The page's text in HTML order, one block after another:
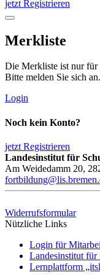
jetzt Registrieren
Merkliste
Die Merkliste ist nur für
Bitte melden Sie sich an.
Login
Noch kein Konto?
jetzt Registrieren
Landesinstitut für
Am Weidedamm 20,
Widerrufsformular
Nützliche Links
Login für
Landesinstitut für
Lernplattform